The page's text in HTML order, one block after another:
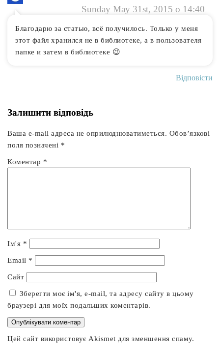
Sunday May 31st, 2015 о 14:40
Благодарю за статью, всё получилось. Только у меня
этот файл хранился не в библиотеке, а в пользователя
папке и затем в библиотеке 😉
Відповісти
Залишити відповідь
Ваша e-mail адреса не оприлюднюватиметься. Обов’язкові
поля позначені *
Коментар *
Ім'я *
Email *
Сайт
Зберегти моє ім'я, e-mail, та адресу сайту в цьому
браузері для моїх подальших коментарів.
Цей сайт використовує Akismet для зменшення спаму.